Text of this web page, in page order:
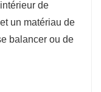
de
un matériau de
balancer ou de